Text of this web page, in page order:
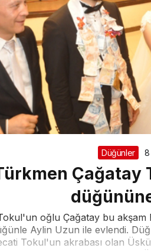
Düğünler 8
Çağatay
oğlu Çağatay bu
Aylin Uzun ile evlendi.
Tokul'un akrabası olan